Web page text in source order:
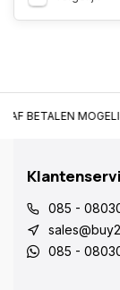
BETALEN
085 -
085 -